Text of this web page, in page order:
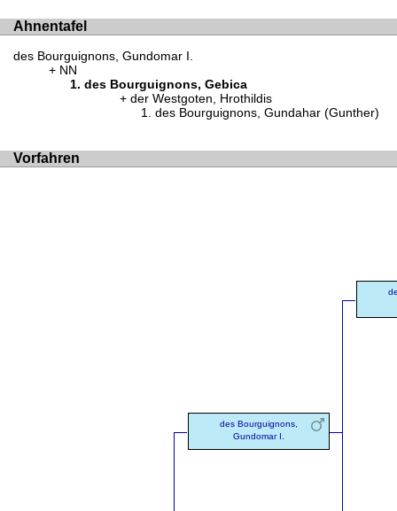
Ahnentafel
des Bourguignons, Gundomar I.
NN
des Bourguignons, Gebica
der Westgoten, Hrothildis
des Bourguignons, Gundahar (Gunther)
Vorfahren
des Bourguignons,
Gundomar I.